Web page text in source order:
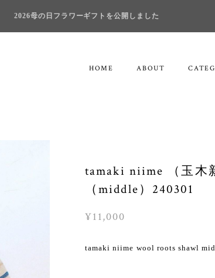
2026母の日フラワーギフトを公開しました
HOME ABOUT
tamaki niime （玉木
（middle）240301
¥11,000
tamaki niime wool roots shawl